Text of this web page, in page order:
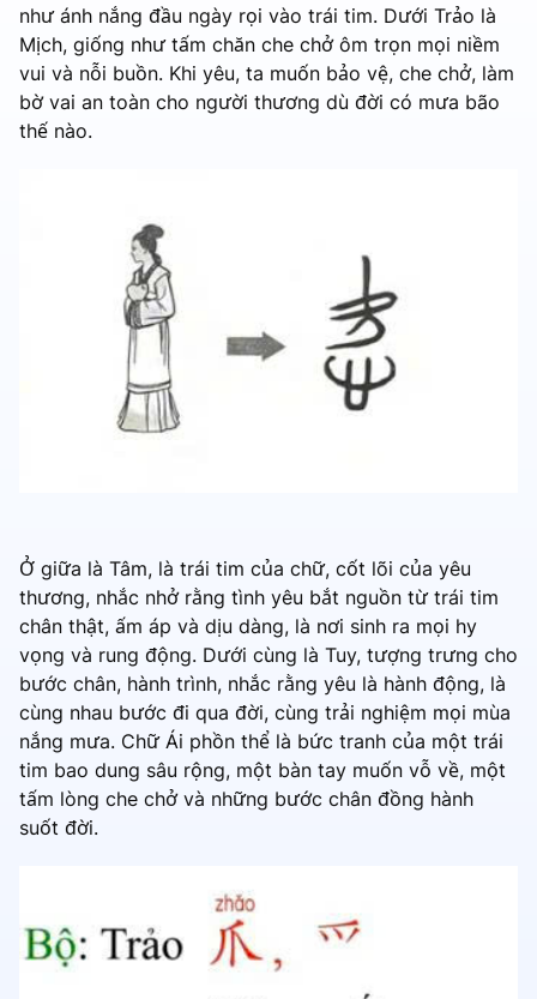
như ánh nắng đầu ngày rọi vào trái tim. Dưới Trảo là
Mịch, giống như tấm chăn che chở ôm trọn mọi niềm
vui và nỗi buồn. Khi yêu, ta muốn bảo vệ, che chở, làm
bờ vai an toàn cho người thương dù đời có mưa bão
thế nào.
Ở giữa là Tâm, là trái tim của chữ, cốt lõi của yêu
thương, nhắc nhở rằng tình yêu bắt nguồn từ trái tim
chân thật, ấm áp và dịu dàng, là nơi sinh ra mọi hy
vọng và rung động. Dưới cùng là Tuy, tượng trưng cho
bước chân, hành trình, nhắc rằng yêu là hành động, là
cùng nhau bước đi qua đời, cùng trải nghiệm mọi mùa
nắng mưa. Chữ Ái phồn thể là bức tranh của một trái
tim bao dung sâu rộng, một bàn tay muốn vỗ về, một
tấm lòng che chở và những bước chân đồng hành
suốt đời.